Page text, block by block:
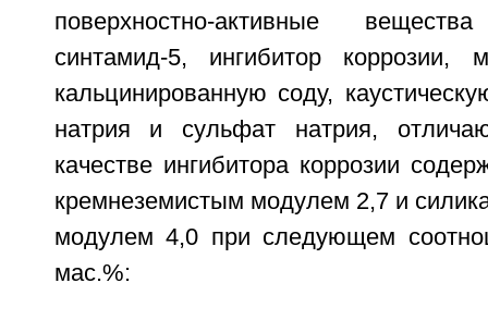
поверхностно-активные
синтамид-5, ингибитор коррозии,
кальцинированную соду,
натрия и сульфат натрия,
качестве ингибитора коррозии
кремнеземистым модулем 2,7 и
модулем 4,0 при следующем
мас.%: